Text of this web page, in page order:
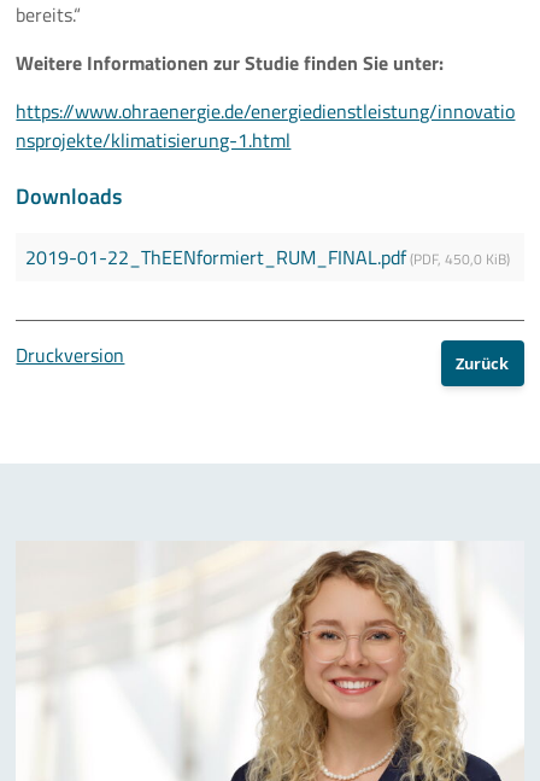
bereits.“
Weitere Informationen zur Studie finden Sie unter:
https://www.ohraenergie.de/energiedienstleistung/innovatio
nsprojekte/klimatisierung-1.html
Downloads
2019-01-22_ThEENformiert_RUM_FINAL.pdf(PDF,450,0 KiB)
Druckversion Zurück